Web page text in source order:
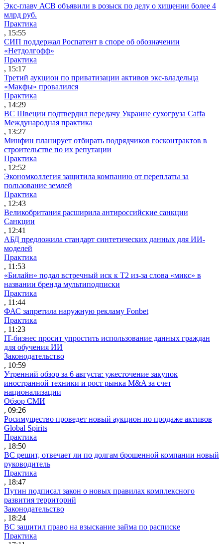
Экс-главу АСВ объявили в розыск по делу о хищении более 4
млрд руб.
Практика
, 15:55
СИП поддержал Роспатент в споре об обозначении
«Нетдолгофф»
Практика
, 15:17
Третий аукцион по приватизации активов экс-владельца
«Макфы» провалился
Практика
, 14:29
ВС Швеции подтвердил передачу Украине сухогруза Caffa
Международная практика
, 13:27
Минфин планирует отбирать подрядчиков госконтрактов в
строительстве по их репутации
Практика
, 12:52
Экономколлегия защитила компанию от переплаты за
пользование землей
Практика
, 12:43
Великобритания расширила антироссийские санкции
Санкции
, 12:41
АБД предложила стандарт синтетических данных для ИИ-
моделей
Практика
, 11:53
«Билайн» подал встречный иск к Т2 из-за слова «микс» в
названии бренда мультиподписки
Практика
, 11:44
ФАС запретила наружную рекламу Fonbet
Практика
, 11:23
IT-бизнес просит упростить использование данных граждан
для обучения ИИ
Законодательство
, 10:59
Утренний обзор за 6 августа: ужесточение закупок
иностранной техники и рост рынка M&A за счет
национализации
Обзор СМИ
, 09:26
Росимущество проведет новый аукцион по продаже активов
Global Spirits
Практика
, 18:50
ВС решит, отвечает ли по долгам брошенной компании новый
руководитель
Практика
, 18:47
Путин подписал закон о новых правилах комплексного
развития территорий
Законодательство
, 18:24
ВС защитил право на взыскание займа по расписке
Практика